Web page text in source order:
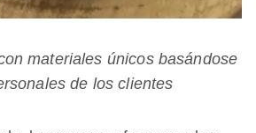
materiales únicos basándose
de los clientes